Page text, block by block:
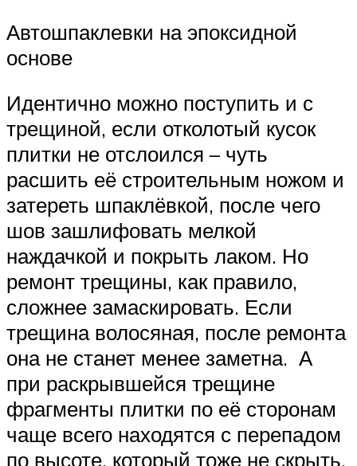
Автошпаклевки на эпоксидной
основе
Идентично можно поступить и с
трещиной, если отколотый кусок
плитки не отслоился – чуть
расшить её строительным ножом и
затереть шпаклёвкой, после чего
шов зашлифовать мелкой
наждачкой и покрыть лаком. Но
ремонт трещины, как правило,
сложнее замаскировать. Если
трещина волосяная, после ремонта
она не станет менее заметна. А
при раскрывшейся трещине
фрагменты плитки по её сторонам
чаще всего находятся с перепадом
по высоте, который тоже не скрыть.